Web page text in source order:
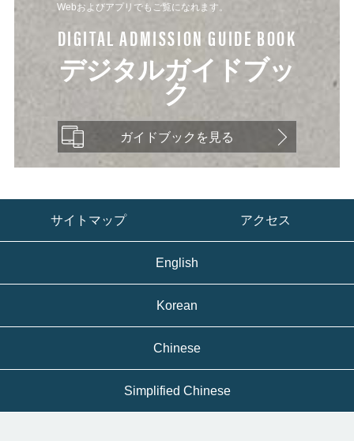
Webおよびアプリでもご覧になれます。
DIGITAL ADMISSION GUIDE BOOK
デジタルガイドブッ
ク
ガイドブックを見る
サイトマップ アクセス
English
Korean
Chinese
Simplified Chinese